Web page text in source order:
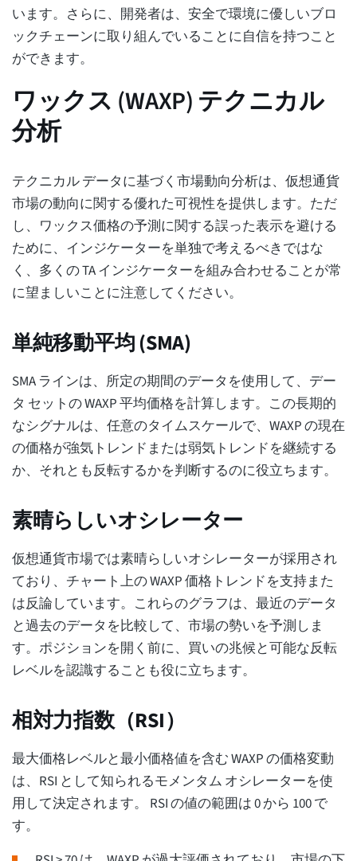
います。さらに、開発者は、安全で環境に優しいブロ
ックチェーンに取り組んでいることに自信を持つこと
ができます。
ワックス (WAXP) テクニカル
分析
テクニカル データに基づく市場動向分析は、仮想通貨
市場の動向に関する優れた可視性を提供します。ただ
し、ワックス価格の予測に関する誤った表示を避ける
ために、インジケーターを単独で考えるべきではな
く、多くの TA インジケーターを組み合わせることが常
に望ましいことに注意してください。
単純移動平均 (SMA)
SMA ラインは、所定の期間のデータを使用して、デー
タ セットの WAXP 平均価格を計算します。この長期的
なシグナルは、任意のタイムスケールで、WAXP の現在
の価格が強気トレンドまたは弱気トレンドを継続する
か、それとも反転するかを判断するのに役立ちます。
素晴らしいオシレーター
仮想通貨市場では素晴らしいオシレーターが採用され
ており、チャート上の WAXP 価格トレンドを支持また
は反論しています。これらのグラフは、最近のデータ
と過去のデータを比較して、市場の勢いを予測しま
す。ポジションを開く前に、買いの兆候と可能な反転
レベルを認識することも役に立ちます。
相対力指数（RSI）
最大価格レベルと最小価格値を含む WAXP の価格変動
は、RSI として知られるモメンタム オシレーターを使
用して決定されます。 RSI の値の範囲は 0 から 100 で
す。